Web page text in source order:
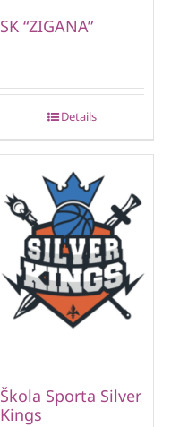
SK “ZIGANA”
Details
Škola Sporta Silver
Kings